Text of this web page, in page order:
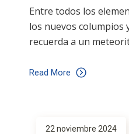
Entre todos los
los nuevos columpios
recuerda a un
Read More
22 noviembre 2024